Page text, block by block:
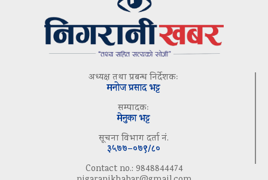
अध्यक्ष तथा प्रबन्ध निर्देशकः
मनोज प्रसाद भट्ट
सम्पादकः
मेनुका भट्ट
सूचना विभाग दर्ता नं.
३५७७–०७९/८०
Contact no.: 9848844474